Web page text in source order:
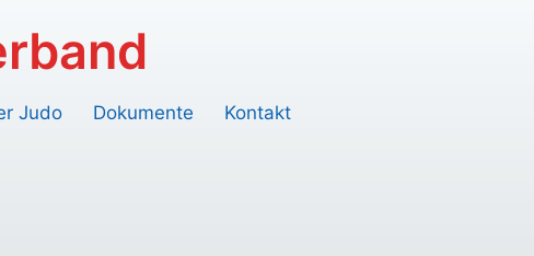
Judo Dokumente Kontakt